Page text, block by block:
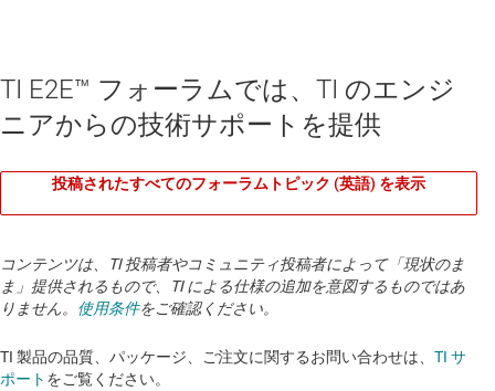
TI E2E™ フォーラムでは、TI のエンジ
ニアからの技術サポートを提供
投稿されたすべてのフォーラムトピック (英語) を表示
コンテンツは、TI 投稿者やコミュニティ投稿者によって「現状のま
ま」提供されるもので、TI による仕様の追加を意図するものではあ
りません。 使用条件をご確認ください。
TI 製品の品質、パッケージ、ご注文に関するお問い合わせは、 TI サ
ポート をご覧ください。